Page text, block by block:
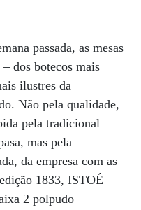
passada, as mesas
dos botecos mais
ilustres da
Não pela qualidade,
pela tradicional
mas pela
da empresa com as
1833, ISTOÉ
2 polpudo